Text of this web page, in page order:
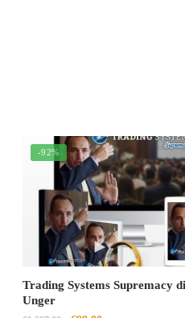
-92%
Trading Systems Supremacy
Unger